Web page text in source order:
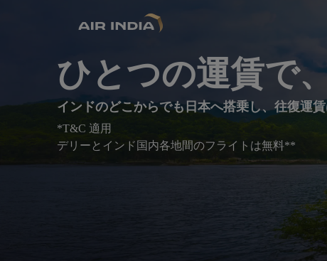
ひとつの運賃で
インドのどこからでも日本へ搭乗し、往復運
*T&C 適用
デリーとインド国内各地間のフライトは無料**